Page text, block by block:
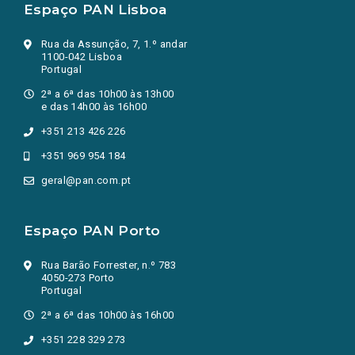
Espaço PAN Lisboa
Rua da Assunção, 7, 1.º andar
1100-042 Lisboa
Portugal
2ª a 6ª das 10h00 às 13h00
e das 14h00 às 16h00
+351 213 426 226
+351 969 954 184
geral@pan.com.pt
Espaço PAN Porto
Rua Barão Forrester, n.º 783
4050-273 Porto
Portugal
2ª a 6ª das 10h00 às 16h00
+351 228 329 273